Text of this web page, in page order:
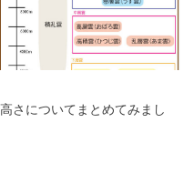
さについてまとめてみまし